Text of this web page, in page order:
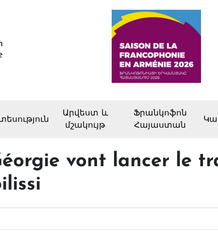
Արվեստ և
մշակույթ
Ֆրանկոֆոն
Հայաստան
vont lancer le